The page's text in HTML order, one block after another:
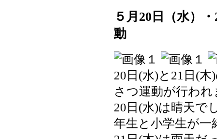
５月20日（水）
動
20日(水)と21日(
さつ運動が行わ
20日(水)は晴天で
年生と小学生が